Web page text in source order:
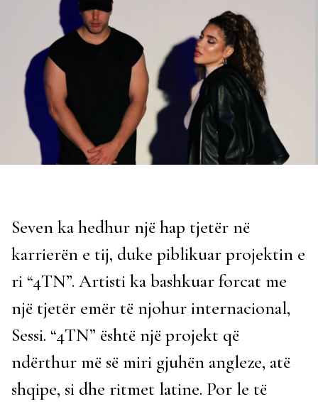
Seven ka hedhur një hap tjetër në
karrierën e tij, duke piblikuar projektin e
ri “4TN”. Artisti ka bashkuar forcat me
një tjetër emër të njohur internacional,
Sessi. “4TN” është një projekt që
ndërthur më së miri gjuhën angleze, atë
shqipe, si dhe ritmet latine. Por le të